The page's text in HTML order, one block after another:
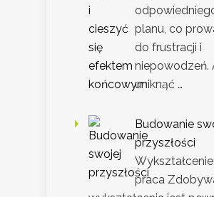
planu, co
do frustracji i
niepowodzeń.
uniknąć …
Budowanie
przyszłości
Wykształcenie
praca